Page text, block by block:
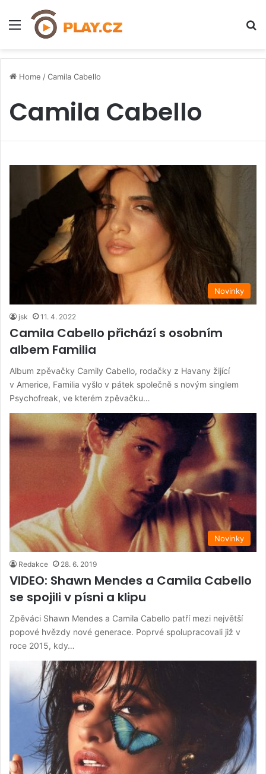
Menu
Home /Camila Cabello
Camila Cabello
Novinky
jsk 11. 4. 2022
Camila Cabello přichází s osobním
albem Familia
Album zpěvačky Camily Cabello, rodačky z Havany žijící
v Americe, Familia vyšlo v pátek společně s novým singlem
Psychofreak, ve kterém zpěvačku…
Novinky
Redakce 28. 6. 2019
VIDEO: Shawn Mendes a Camila Cabello
se spojili v písni a klipu
Zpěváci Shawn Mendes a Camila Cabello patří mezi největší
popové hvězdy nové generace. Poprvé spolupracovali již v
roce 2015, kdy…